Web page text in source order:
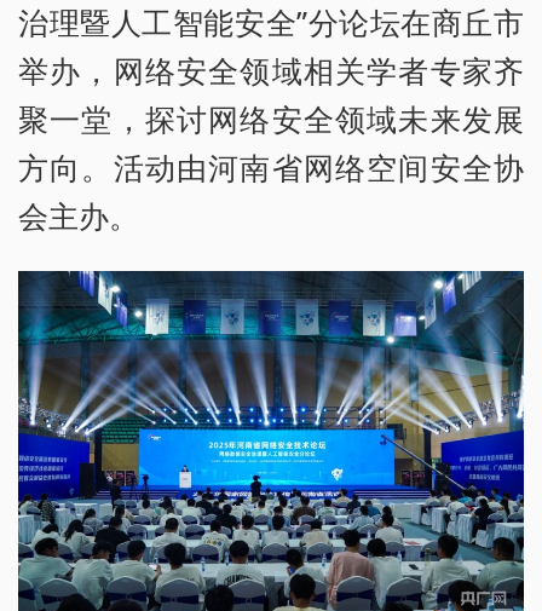
治理暨人工智能安全”分论坛在商丘市
举办，网络安全领域相关学者专家齐
聚一堂，探讨网络安全领域未来发展
方向。活动由河南省网络空间安全协
会主办。